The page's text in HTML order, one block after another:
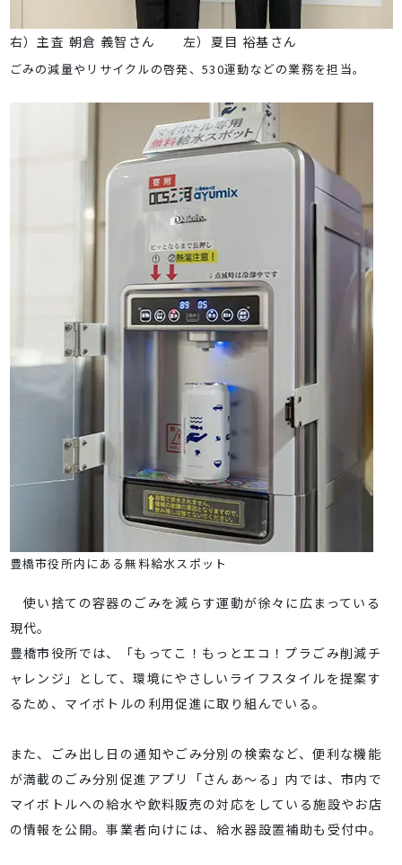
右）主査 朝倉 義智さん 左）夏目 裕基さん
ごみの減量やリサイクルの啓発、530運動などの業務を担当。
豊橋市役所内にある無料給水スポット
使い捨ての容器のごみを減らす運動が徐々に広まっている
現代。
豊橋市役所では、「もってこ！もっとエコ！プラごみ削減チ
ャレンジ」として、環境にやさしいライフスタイルを提案す
るため、マイボトルの利用促進に取り組んでいる。
また、ごみ出し日の通知やごみ分別の検索など、便利な機能
が満載のごみ分別促進アプリ「さんあ～る」内では、市内で
マイボトルへの給水や飲料販売の対応をしている施設やお店
の情報を公開。事業者向けには、給水器設置補助も受付中。